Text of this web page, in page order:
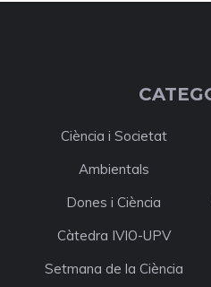
Ciència i Societat
Ambientals
Dones i Ciència
Càtedra IVIO-UPV
Setmana de la Ciència